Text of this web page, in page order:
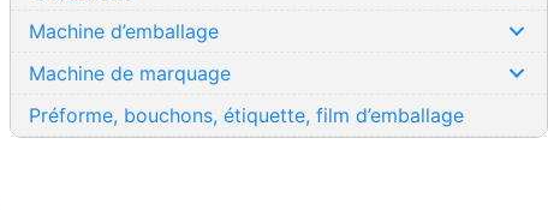
Machine d’emballage
Machine de marquage
Préforme, bouchons, étiquette, film d’emballage